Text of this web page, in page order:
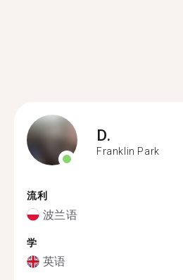
D.
Franklin Park
流利
波兰语
学
英语